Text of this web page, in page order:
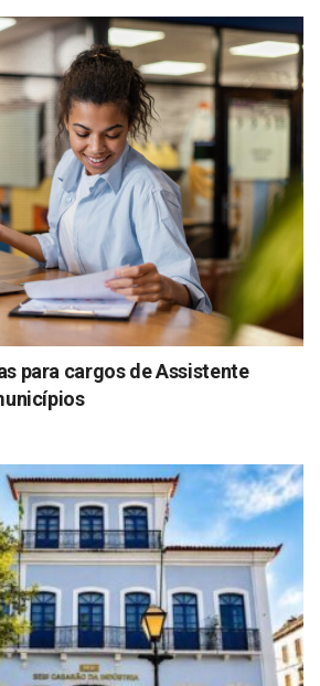
para cargos de Assistente